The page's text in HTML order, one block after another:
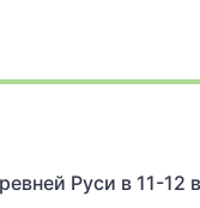
Руси в 11-12